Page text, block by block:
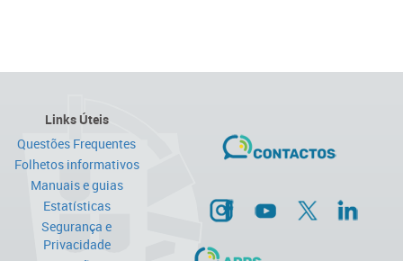
Links Úteis
Questões Frequentes
Folhetos informativos
Manuais e guias
Estatísticas
Segurança e
Privacidade